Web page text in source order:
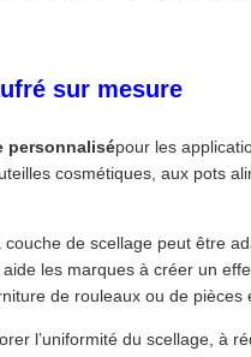
sur mesure
personnalisépour les
cosmétiques, aux pots
de scellage peut être
les marques à créer un
de rouleaux ou de pièces
l’uniformité du scellage, à